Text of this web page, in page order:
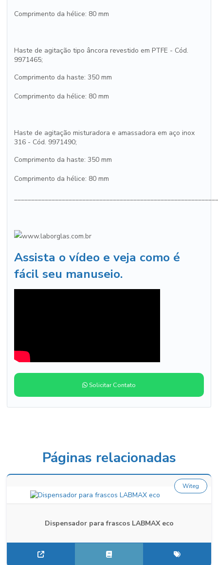
Comprimento da hélice: 80 mm
Haste de agitação tipo âncora revestido em PTFE - Cód.
9971465;
Comprimento da haste: 350 mm
Comprimento da hélice: 80 mm
Haste de agitação misturadora e amassadora em aço inox
316 - Cód. 9971490;
Comprimento da haste: 350 mm
Comprimento da hélice: 80 mm
Assista o vídeo e veja como é
fácil seu manuseio.
Solicitar Contato
Páginas relacionadas
Dispensador para frascos LABMAX eco
Witeg